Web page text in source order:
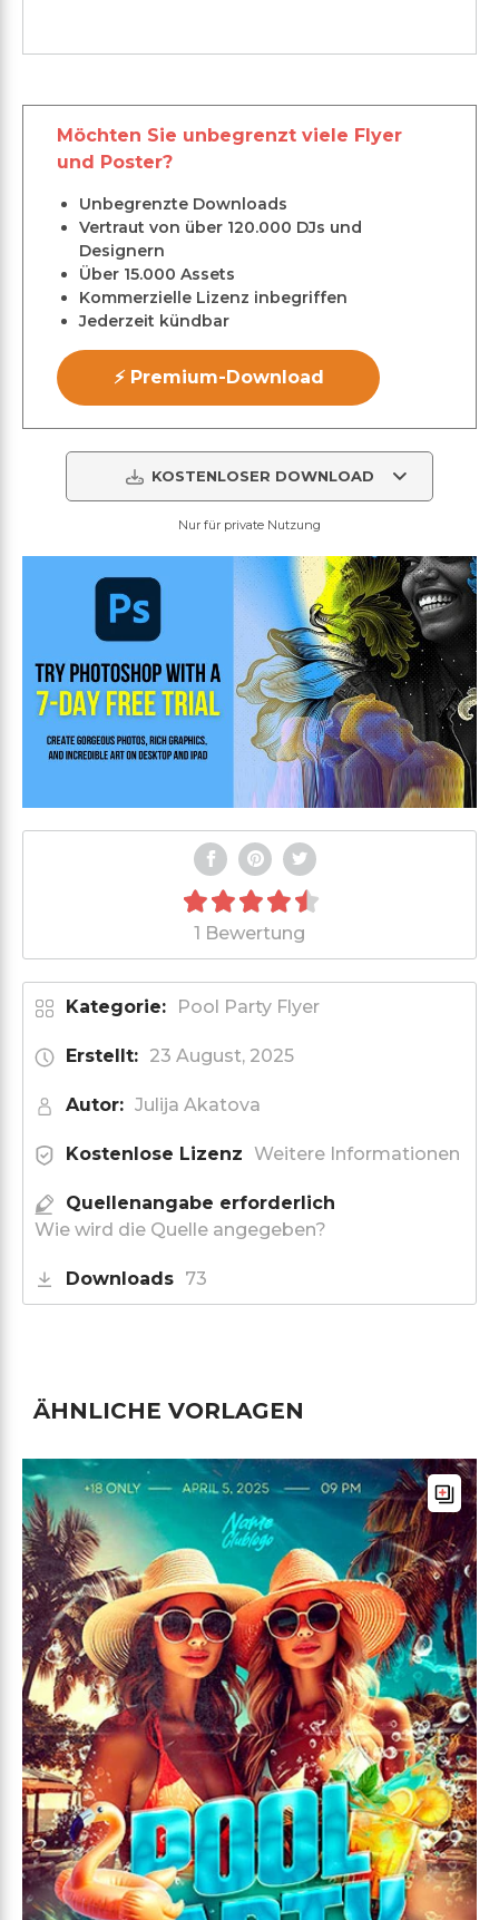
Möchten Sie unbegrenzt viele Flyer
und Poster?
Unbegrenzte Downloads
Vertraut von über 120.000 DJs und
Designern
Über 15.000 Assets
Kommerzielle Lizenz inbegriffen
Jederzeit kündbar
⚡ Premium-Download
KOSTENLOSER DOWNLOAD
Nur für private Nutzung
1 Bewertung
Kategorie: Pool Party Flyer
Erstellt: 23 August, 2025
Autor: Julija Akatova
Kostenlose Lizenz Weitere Informationen
Quellenangabe erforderlich
Wie wird die Quelle angegeben?
Downloads 73
ÄHNLICHE VORLAGEN